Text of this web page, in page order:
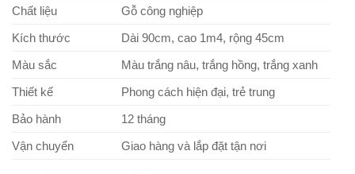
Chất liệu
Gỗ công nghiệp
Kích thước
Dài 90cm, cao 1m4, rộng 45cm
Màu sắc
Màu trắng nâu, trắng hồng, trắng xanh
Thiết kế
Phong cách hiện đại, trẻ trung
Bảo hành
12 tháng
Vận chuyển
Giao hàng và lắp đặt tận nơi